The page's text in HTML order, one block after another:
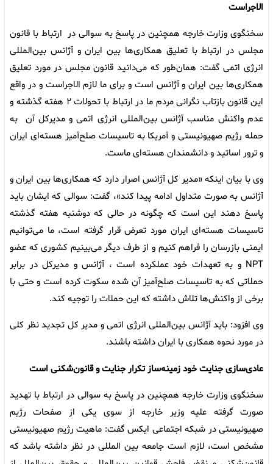
الاجراست
سخنگوی وزارت خارجه همچنین در پاسخ به سوالی در ارتباط با قانون
مجلس در ارتباط با تعلیق همکاری‌ها بین ایران و آژانس بین‌المللی
انرژی اتمی گفت: همان‌طور که می‌دانید قانون مجلس در مورد تعلیق
همکاری‌ها بین ایران و آژانس است و برای ما لازم الاجراست و در واقع
این قانون بازتاب نگرانی مردم ما در ارتباط با تحولات ۲ هفته گذشته و
عدم واکنش مناسب آژانس بین‌المللی انرژی اتمی و مدیرکل آن به
حمله رژیم صهیونیستی و آمریکا به تاسیسات صلح‌آمیز هسته‌ای ایران
و ترور اساتید و دانشمندان هسته‌ای ماست.
وی با بیان اینکه «مدیر کل آژانس اصرار دارد که همکاری‌ها بین ایران و
آژانس به صورت متداول ادامه پیدا کند»، گفت: سوالی که ایشان باید
پاسخ دهند این است که چگونه در حالی که دوشنبه هفته گذشته
تاسیسات هسته‌ای ایران مورد تعرض قرار گرفته است، ما می‌توانیم
ایمنی بازرسان را فراهم کنیم و از طرف دیگر می‌بینیم کشوری که عضو
NPT و به تعهدات خود عملکرده است ، آژانس و مدیرکل در برابر
حملاتی که به تاسیسات صلح‌آمیز آن شده سکوت کرده است و حتی با
برخی از واکنش‌ها تلاش داشته که این حملات را توجیه کند.
وی افزود: باید آژانس بین‌المللی انرژی اتمی و مدیر کل تجدید نظر کلی
در مورد نحوه همکاری با ایران داشته باشند.
عادی‌سازی جنایت خود زمینه‌ساز تکرار جنایت و قانون‌شکنی است
سخنگوی وزارت خارجه همچنین در پاسخ به سوالی در ارتباط با تهدید
صورت گرفته علیه وزیر خارجه از سوی یکی از صفحات رژیم
صهیونیستی در شبکه اجتماعی ایکس گفت: ماهیت رژیم صهیونیستی
مشخص است، لازم است جامعه بین المللی در نظر داشته باشد که